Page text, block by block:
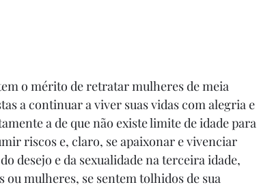
o mérito de retratar mulheres de meia
a continuar a viver suas vidas com alegria e
a de que não existe limite de idade para
riscos e, claro, se apaixonar e vivenciar
desejo e da sexualidade na terceira idade,
mulheres, se sentem tolhidos de sua